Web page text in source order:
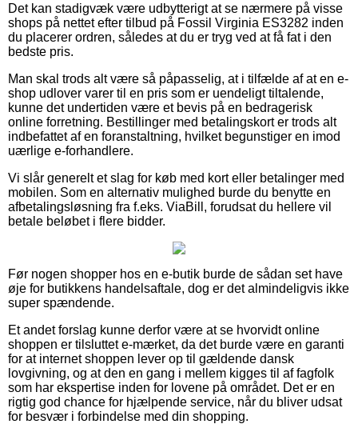
Det kan stadigvæk være udbytterigt at se nærmere på visse
shops på nettet efter tilbud på Fossil Virginia ES3282 inden
du placerer ordren, således at du er tryg ved at få fat i den
bedste pris.
Man skal trods alt være så påpasselig, at i tilfælde af at en e-
shop udlover varer til en pris som er uendeligt tiltalende,
kunne det undertiden være et bevis på en bedragerisk
online forretning. Bestillinger med betalingskort er trods alt
indbefattet af en foranstaltning, hvilket begunstiger en imod
uærlige e-forhandlere.
Vi slår generelt et slag for køb med kort eller betalinger med
mobilen. Som en alternativ mulighed burde du benytte en
afbetalingsløsning fra f.eks. ViaBill, forudsat du hellere vil
betale beløbet i flere bidder.
Før nogen shopper hos en e-butik burde de sådan set have
øje for butikkens handelsaftale, dog er det almindeligvis ikke
super spændende.
Et andet forslag kunne derfor være at se hvorvidt online
shoppen er tilsluttet e-mærket, da det burde være en garanti
for at internet shoppen lever op til gældende dansk
lovgivning, og at den en gang i mellem kigges til af fagfolk
som har ekspertise inden for lovene på området. Det er en
rigtig god chance for hjælpende service, når du bliver udsat
for besvær i forbindelse med din shopping.